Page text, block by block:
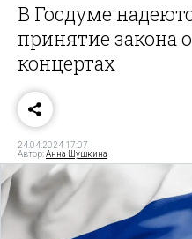
В Госдуме
принятие закона
концертах
24.04.2024 17:07
Автор:Анна Шушкина